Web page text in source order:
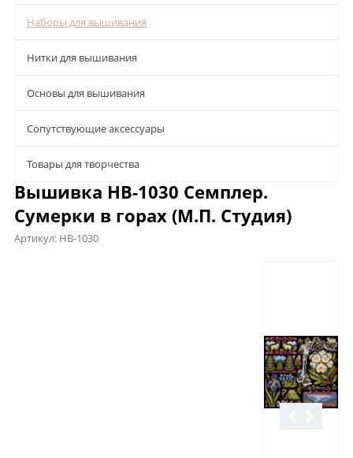
Наборы для вышивания
Нитки для вышивания
Основы для вышивания
Сопутствующие аксессуары
Товары для творчества
Вышивка НВ-1030 Семплер.
Сумерки в горах (М.П. Студия)
Артикул: НВ-1030